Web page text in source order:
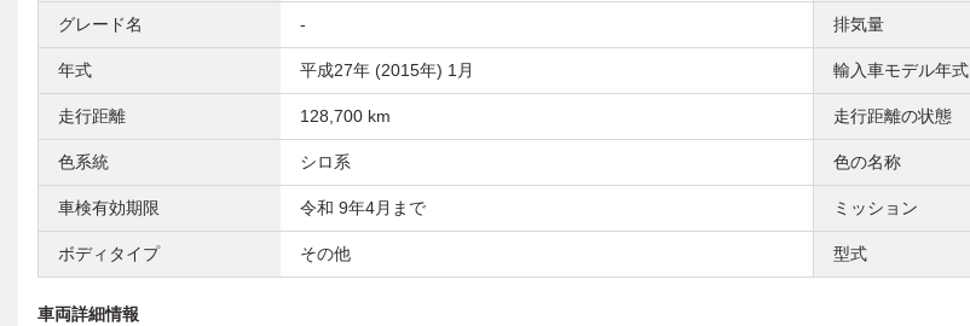
グレード名 - 排気量
年式 平成27年 (2015年) 1月 輸入車モデル年式
走行距離 128,700 km 走行距離の状態
色系統 シロ系 色の名称
車検有効期限 令和 9年4月まで ミッション
ボディタイプ その他 型式
車両詳細情報